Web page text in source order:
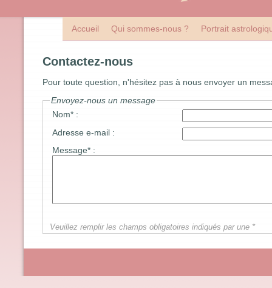
Accueil Qui sommes-nous ? Portrait
Contactez-nous
Pour toute question, n'hésitez pas à nous envoyer un
Envoyez-nous un message
Nom* :
Adresse e-mail :
Message* :
Veuillez remplir les champs obligatoires indiqués par une *